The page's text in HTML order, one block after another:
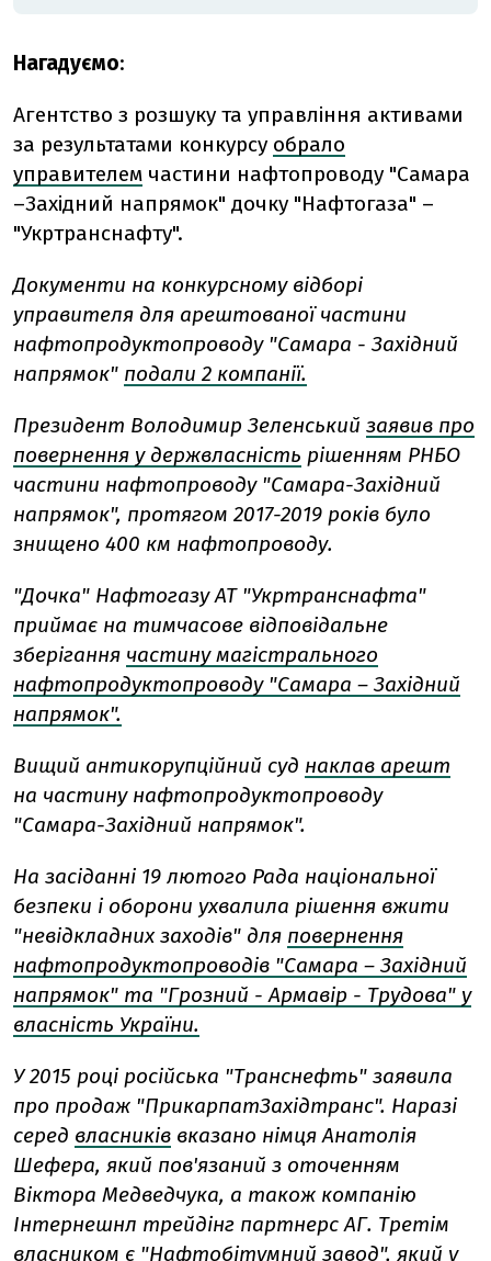
Нагадуємо:
Агентство з розшуку та управління активами
за результатами конкурсу обрало
управителем частини нафтопроводу "Самара
–Західний напрямок" дочку "Нафтогаза" –
"Укртранснафту".
Документи на конкурсному відборі
управителя для арештованої частини
нафтопродуктопроводу "Самара - Західний
напрямок" подали 2 компанії.
Президент Володимир Зеленський заявив про
повернення у держвласність рішенням РНБО
частини нафтопроводу "Самара-Західний
напрямок", протягом 2017-2019 років було
знищено 400 км нафтопроводу.
"Дочка" Нафтогазу АТ "Укртранснафта"
приймає на тимчасове відповідальне
зберігання частину магістрального
нафтопродуктопроводу "Самара – Західний
напрямок".
Вищий антикорупційний суд наклав арешт
на частину нафтопродуктопроводу
"Самара-Західний напрямок".
На засіданні 19 лютого Рада національної
безпеки і оборони ухвалила рішення вжити
"невідкладних заходів" для повернення
нафтопродуктопроводів "Самара – Західний
напрямок" та "Грозний - Армавір - Трудова" у
власність України.
У 2015 році російська "Транснефть" заявила
про продаж "ПрикарпатЗахідтранс". Наразі
серед власників вказано німця Анатолія
Шефера, який пов'язаний з оточенням
Віктора Медведчука, а також компанію
Інтернешнл трейдінг партнерс АГ. Третім
власником є "Нафтобітумний завод", який у